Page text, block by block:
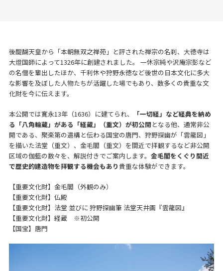
後醍醐天皇から「本朝無双之禅苑」と評された禅宗の名刹、大徳寺は
大燈国師によって1326年に創建されました。 一休宗純や沢庵宗彭など
の名僧を輩出したほか、千利休や狩野永徳など後世の日本文化に多大
な影響を及ぼした人物たちが活躍した場でもあり、数多くの貴重な文
化財を今に伝えます。
本公開では寛永13年（1636）に建てられ、
「一切経」など経典を納め
る「八角輪蔵」がある「経蔵」（重文）が初公開 となる他、通常非公
開である、聚楽第の遺構と伝わる国宝の唐門、狩野探幽が「雲龍図」
を描いた法堂（重文）、金毛閣（重文）を間近で拝観するなど非公開
区域の伽藍の数々を、解説付きでご案内します。 金毛閣をくぐり間近
で歴史的建造物を拝観する機会もあり貴重な体験ができます。
【重要文化財】金毛閣（外観のみ）
【重要文化財】仏殿
【重要文化財】法堂 並びに 狩野探幽筆 法堂天井画『雲龍図』
【重要文化財】経蔵 ※初公開
【国宝】唐門